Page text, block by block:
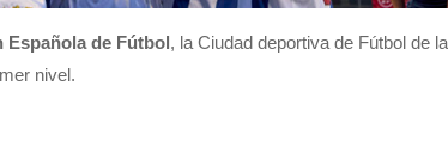
Española de Fútbol, la Ciudad deportiva de Fútbol de
nivel.